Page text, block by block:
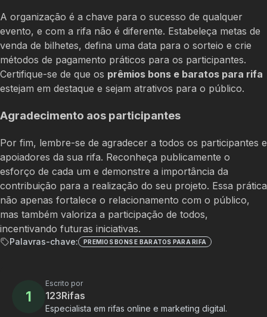
A organização é a chave para o sucesso de qualquer
evento, e com a rifa não é diferente. Estabeleça metas de
venda de bilhetes, defina uma data para o sorteio e crie
métodos de pagamento práticos para os participantes.
Certifique-se de que os prêmios bons e baratos para rifa
estejam em destaque e sejam atrativos para o público.
Agradecimento aos participantes
Por fim, lembre-se de agradecer a todos os participantes e
apoiadores da sua rifa. Reconheça publicamente o
esforço de cada um e demonstre a importância da
contribuição para a realização do seu projeto. Essa prática
não apenas fortalece o relacionamento com o público,
mas também valoriza a participação de todos,
incentivando futuras iniciativas.
Palavras-chave: PREMIOS BONS E BARATOS PARA RIFA
1
Escrito por
123Rifas
Especialista em rifas online e marketing digital.